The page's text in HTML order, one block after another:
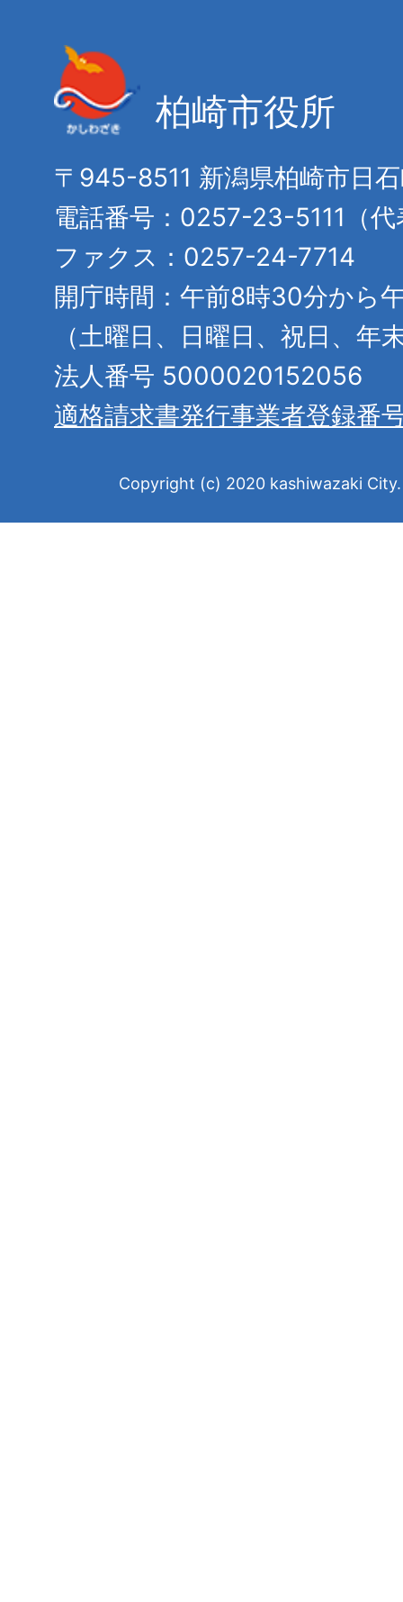
柏崎市役所
〒945-8511 新潟県柏崎市日
電話番号：0257-23-5111（代
ファクス：0257-24-7714
開庁時間：午前8時30分から
（土曜日、日曜日、祝日、年
法人番号 5000020152056
適格請求書発行事業者登録番
Copyright (c) 2020 kashiwazaki